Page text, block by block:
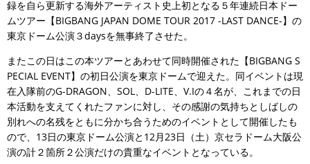
録を自ら更新する海外アーティスト史上初となる５年連続日本ドー
ムツアー【BIGBANG JAPAN DOME TOUR 2017 -LAST DANCE-】の
東京ドーム公演３daysを無事終了させた。
またこの日はこの本ツアーとあわせて同時開催された【BIGBANG S
PECIAL EVENT】の初日公演を東京ドームで迎えた。同イベントは現
在入隊前のG-DRAGON、SOL、D-LITE、V.Iの４名が、これまでの日
本活動を支えてくれたファンに対し、その感謝の気持ちとしばしの
別れへの名残をともに分かち合うためのイベントとして開催したも
ので、13日の東京ドーム公演と12月23日（土）京セラドーム大阪公
演の計２箇所２公演だけの貴重なイベントとなっている。